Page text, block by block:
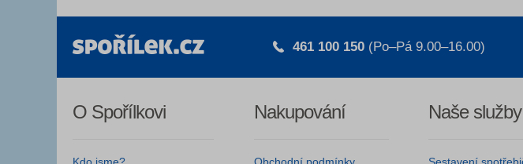
461 100 150 (Po–Pá 9.00–16.00)
O Spořílkovi Nakupování Naše služby